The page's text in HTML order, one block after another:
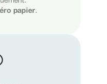
papier.